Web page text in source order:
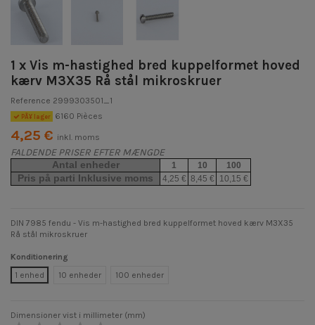
1 x Vis m-hastighed bred kuppelformet hoved
kærv M3X35 Rå stål mikroskruer
Reference 2999303501_1
PÃ¥ lager 6160 Pièces
4,25 € inkl. moms
FALDENDE PRISER EFTER MÆNGDE
Antal enheder 1 10 100
Pris på parti Inklusive moms 4,25 € 8,45 € 10,15 €
DIN 7985 fendu - Vis m-hastighed bred kuppelformet hoved kærv M3X35
Rå stål mikroskruer
Konditionering
1 enhed
10 enheder 100 enheder
Dimensioner vist i millimeter (mm)